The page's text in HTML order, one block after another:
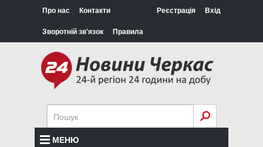
Про нас Контакти
Зворотній зв'язок Правила
Реєстрація Вхід
МЕНЮ